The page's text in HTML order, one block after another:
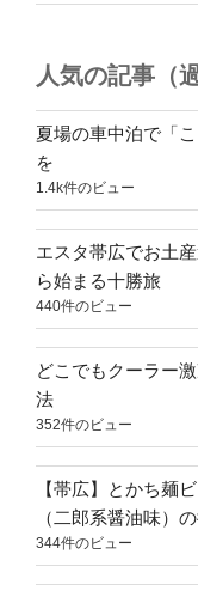
人気の記事（
夏場の車中泊で「
を
1.4k件のビュー
エスタ帯広でお土
ら始まる十勝旅
440件のビュー
どこでもクーラー
法
352件のビュー
【帯広】とかち麺
（二郎系醤油味）
344件のビュー